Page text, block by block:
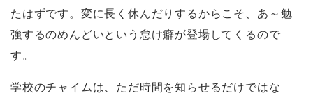
たはずです。変に長く休んだりするからこそ、あ～勉
強するのめんどいという怠け癖が登場してくるので
す。
学校のチャイムは、ただ時間を知らせるだけではな